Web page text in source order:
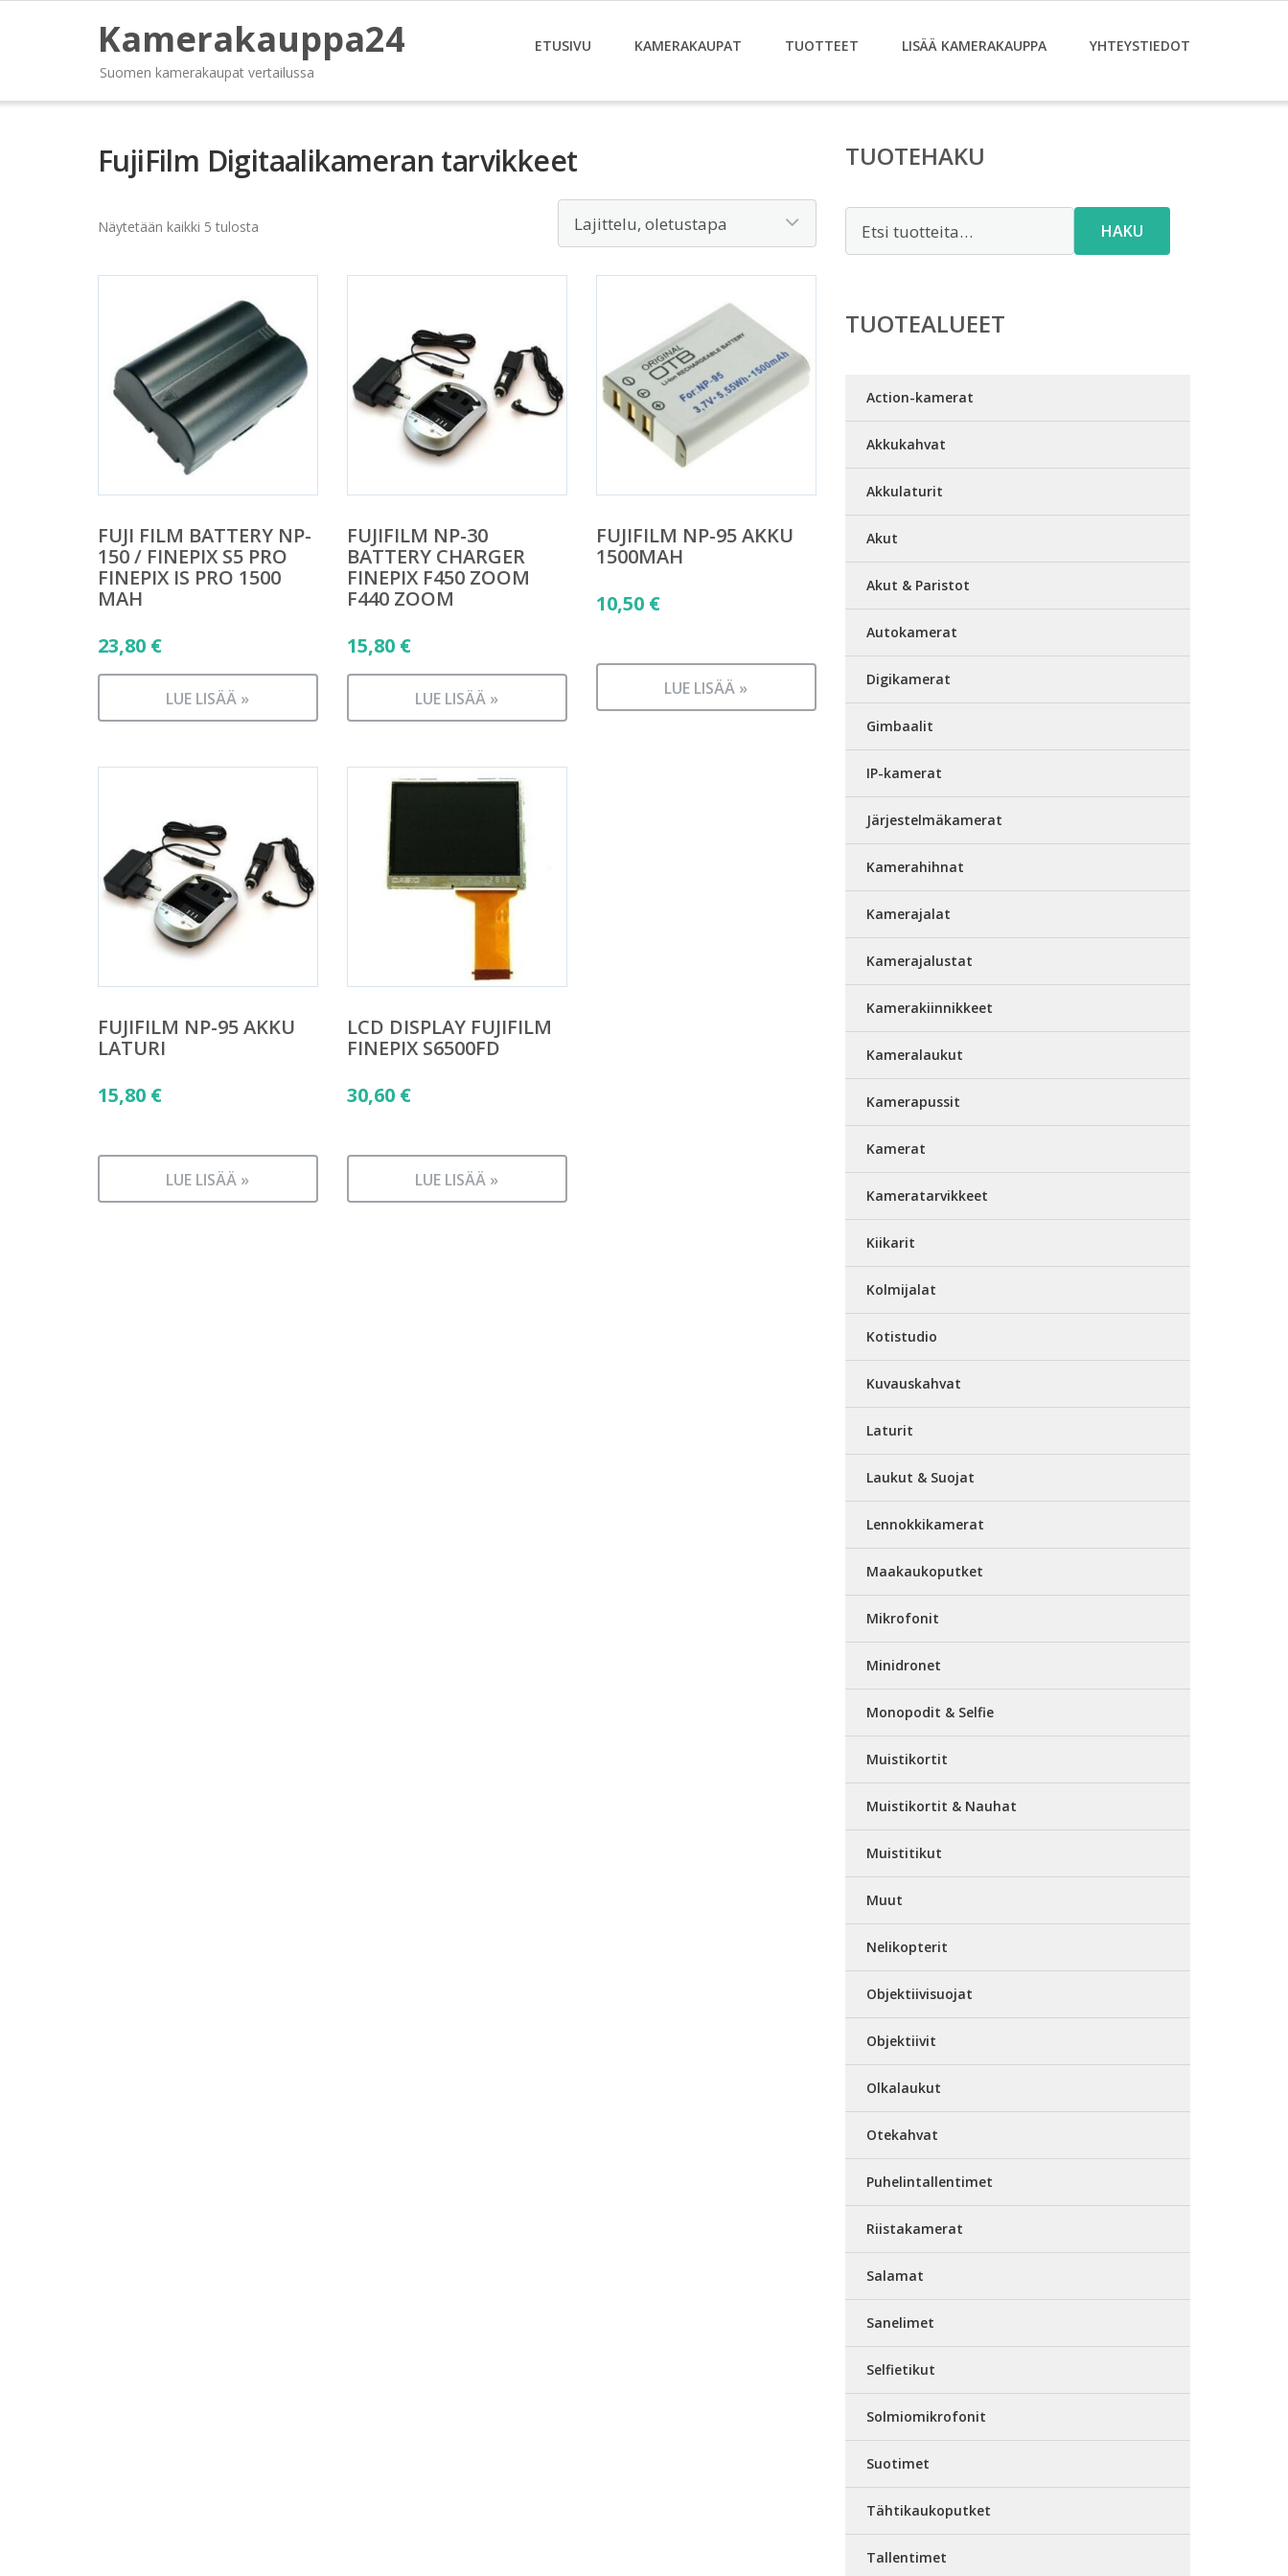
Kamerakauppa24
Suomen kamerakaupat vertailussa
ETUSIVU KAMERAKAUPAT TUOTTEET LISÄÄ KAMERAKAUPPA YHTEYSTIEDOT
FujiFilm Digitaalikameran tarvikkeet
Näytetään kaikki 5 tulosta
FUJI FILM BATTERY NP-
150 / FINEPIX S5 PRO
FINEPIX IS PRO 1500
MAH
23,80 €
LUE LISÄÄ »
FUJIFILM NP-30
BATTERY CHARGER
FINEPIX F450 ZOOM
F440 ZOOM
15,80 €
LUE LISÄÄ »
FUJIFILM NP-95 AKKU
1500MAH
10,50 €
LUE LISÄÄ »
FUJIFILM NP-95 AKKU
LATURI
15,80 €
LUE LISÄÄ »
LCD DISPLAY FUJIFILM
FINEPIX S6500FD
30,60 €
LUE LISÄÄ »
TUOTEHAKU
HAKU
TUOTEALUEET
Action-kamerat
Akkukahvat
Akkulaturit
Akut
Akut & Paristot
Autokamerat
Digikamerat
Gimbaalit
IP-kamerat
Järjestelmäkamerat
Kamerahihnat
Kamerajalat
Kamerajalustat
Kamerakiinnikkeet
Kameralaukut
Kamerapussit
Kamerat
Kameratarvikkeet
Kiikarit
Kolmijalat
Kotistudio
Kuvauskahvat
Laturit
Laukut & Suojat
Lennokkikamerat
Maakaukoputket
Mikrofonit
Minidronet
Monopodit & Selfie
Muistikortit
Muistikortit & Nauhat
Muistitikut
Muut
Nelikopterit
Objektiivisuojat
Objektiivit
Olkalaukut
Otekahvat
Puhelintallentimet
Riistakamerat
Salamat
Sanelimet
Selfietikut
Solmiomikrofonit
Suotimet
Tähtikaukoputket
Tallentimet